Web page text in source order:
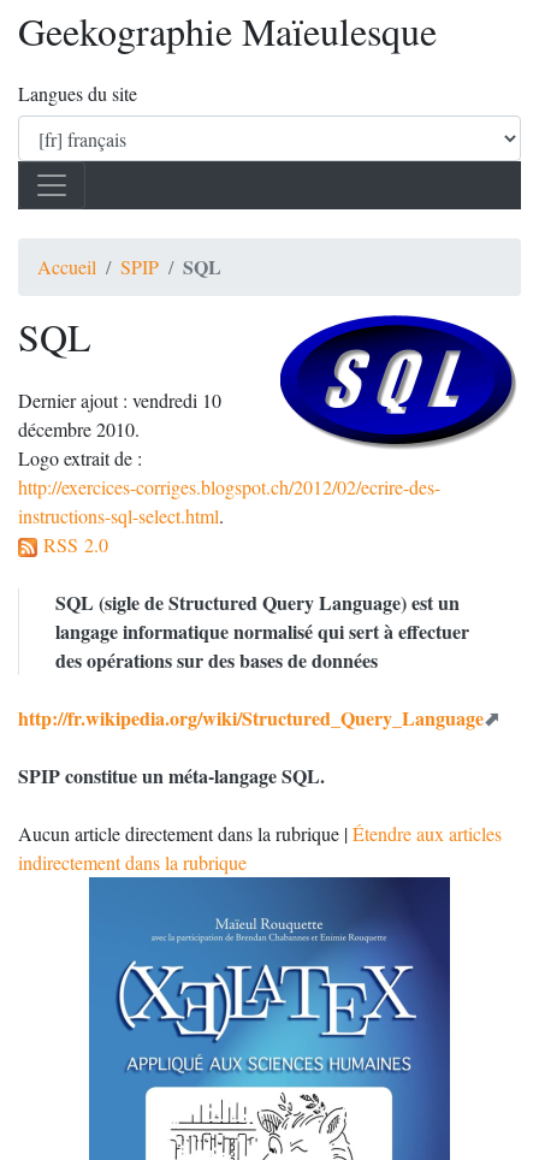
Geekographie Maïeulesque
Langues du site
Accueil SPIP SQL
SQL
Dernier ajout : vendredi 10
décembre 2010.
Logo extrait de :
http://exercices-corriges.blogspot.ch/2012/02/ecrire-des-
instructions-sql-select.html.
RSS 2.0
SQL (sigle de Structured Query Language) est un
langage informatique normalisé qui sert à effectuer
des opérations sur des bases de données
http://fr.wikipedia.org/wiki/Structured_Query_Language
SPIPconstitue un méta-langageSQL.
Aucun article directement dans la rubrique |Étendre aux articles
indirectement dans la rubrique